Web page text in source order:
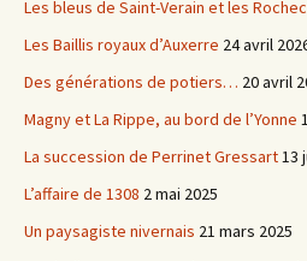
Les bleus de Saint-Verain et les
Les Baillis royaux d’Auxerre 24 avril
Des générations de potiers… 20 avril
Magny et La Rippe, au bord de l’Yonne
La succession de Perrinet Gressart13
L’affaire de 1308 2 mai 2025
Un paysagiste nivernais 21 mars 2025